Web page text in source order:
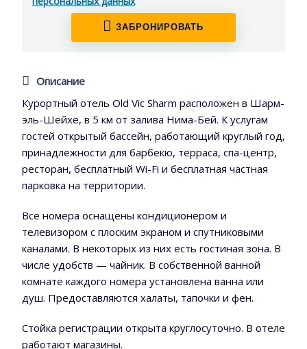
ЗАБРОНИРОВАТЬ
Описание
Курортный отель Old Vic Sharm расположен в Шарм-
эль-Шейхе, в 5 км от залива Нима-Бей. К услугам
гостей открытый бассейн, работающий круглый год,
принадлежности для барбекю, терраса, спа-центр,
ресторан, бесплатный Wi-Fi и бесплатная частная
парковка на территории.
Все номера оснащены кондиционером и
телевизором с плоским экраном и спутниковыми
каналами. В некоторых из них есть гостиная зона. В
числе удобств — чайник. В собственной ванной
комнате каждого номера установлена ванна или
душ. Предоставляются халаты, тапочки и фен.
Стойка регистрации открыта круглосуточно. В отеле
работают магазины.